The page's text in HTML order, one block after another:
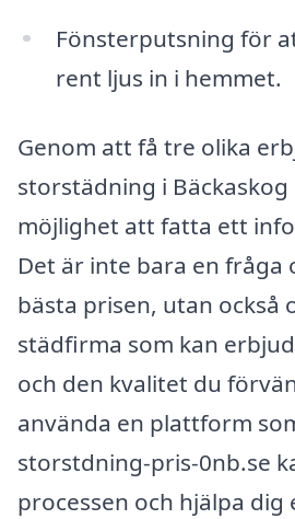
Fönsterputsning för
rent ljus in i hemmet.
Genom att få tre olika
storstädning i Bäckaskog
möjlighet att fatta ett
Det är inte bara en fråga
bästa prisen, utan också
städfirma som kan
och den kvalitet du
använda en plattform
storstdning-pris-0nb.se
processen och hjälpa dig